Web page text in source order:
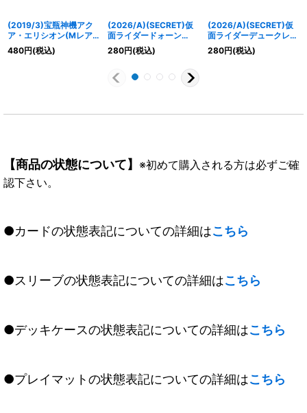
(2019/3)宝瓶神機アク
ア・エリシオン(Mレア
仕様/光導デッキCB収
録)【X】{BS39-
480円(税込)
(2026/A)(SECRET)仮
面ライダードォーン
【M-SEC】{26RCB01-
020}《紫》
280円(税込)
(2026/A)(SECRET)仮
面ライダーデュークレモ
ンエナジーアームズ
【M-SEC】{26RCB01-
280円(税込)
【商品の状態について】 ※初めて購入される方は必ずご確
認下さい。
●カードの状態表記についての詳細はこちら
●スリーブの状態表記についての詳細はこちら
●デッキケースの状態表記についての詳細はこちら
●プレイマットの状態表記についての詳細はこちら